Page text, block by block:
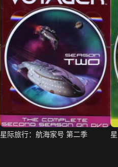
星际旅行：航海家号 第二季